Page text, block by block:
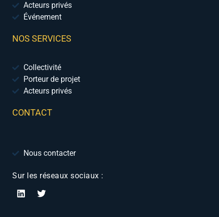
Acteurs privés
Événement
NOS SERVICES
Collectivité
Porteur de projet
Acteurs privés
CONTACT
Nous contacter
Sur les réseaux sociaux :